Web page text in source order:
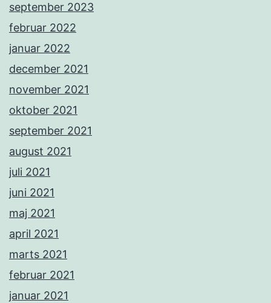
september 2023
februar 2022
januar 2022
december 2021
november 2021
oktober 2021
september 2021
august 2021
juli 2021
juni 2021
maj 2021
april 2021
marts 2021
februar 2021
januar 2021